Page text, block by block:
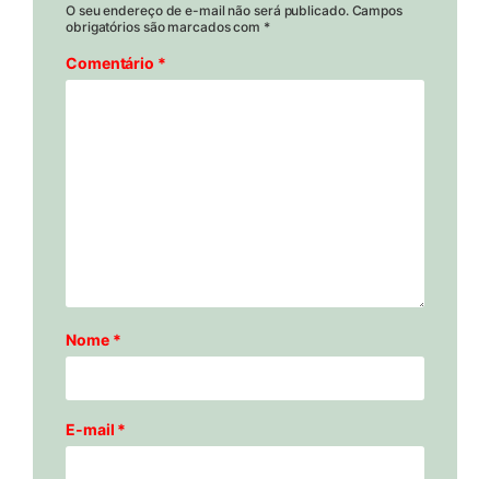
O seu endereço de e-mail não será publicado. Campos
obrigatórios são marcados com *
Comentário *
Nome *
E-mail *